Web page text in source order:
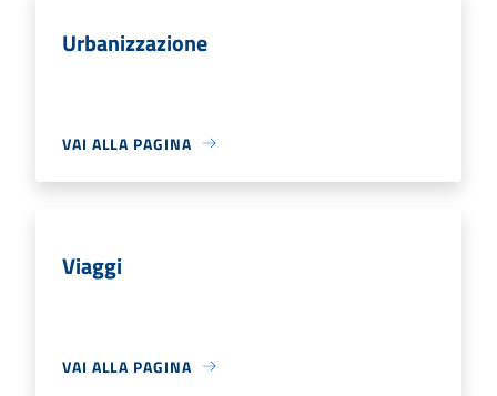
Urbanizzazione
VAI ALLA PAGINA
Viaggi
VAI ALLA PAGINA